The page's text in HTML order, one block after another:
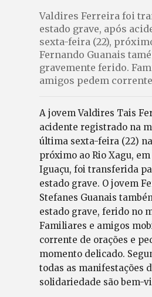
Valdires Ferreira foi
estado grave, após
sexta-feira (22),
Fernando Guanais
gravemente ferido.
amigos pedem
A jovem Valdires Tais
acidente registrado na
última sexta-feira (22) na
próximo ao Rio Xagu,
Iguaçu, foi transferida
estado grave. O jovem
Stefanes Guanais
estado grave, ferido no
Familiares e amigos
corrente de orações e
momento delicado.
todas as manifestações
solidariedade são bem-